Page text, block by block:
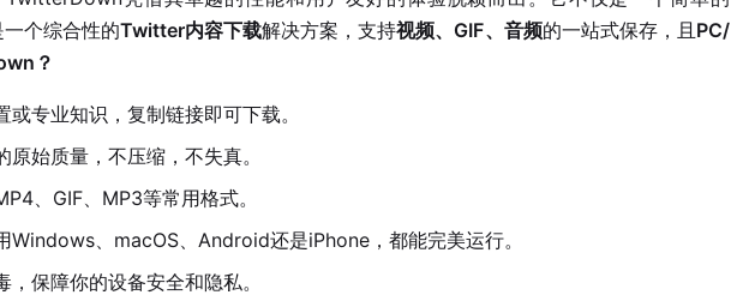
一个综合性的Twitter内容下载解决方案，支持视频、GIF、音频的一站式保存，且 PC/
？
或专业知识，复制链接即可下载。
原始质量，不压缩，不失真。
、GIF、MP3等常用格式。
Windows、macOS、Android还是iPhone，都能完美运行。
，保障你的设备安全和隐私。